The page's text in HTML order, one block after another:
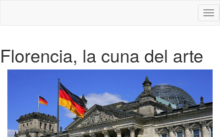
Florencia, la cuna del arte